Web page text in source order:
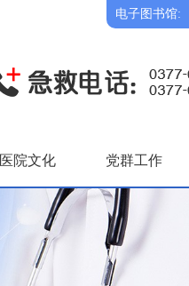
电子图书馆:
医院文化 党群工作